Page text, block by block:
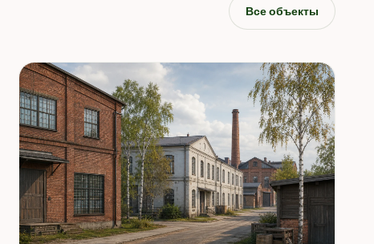
Все объекты